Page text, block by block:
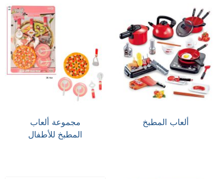
ألعاب المطبخ
مجموعة ألعاب
المطبخ للأطفال